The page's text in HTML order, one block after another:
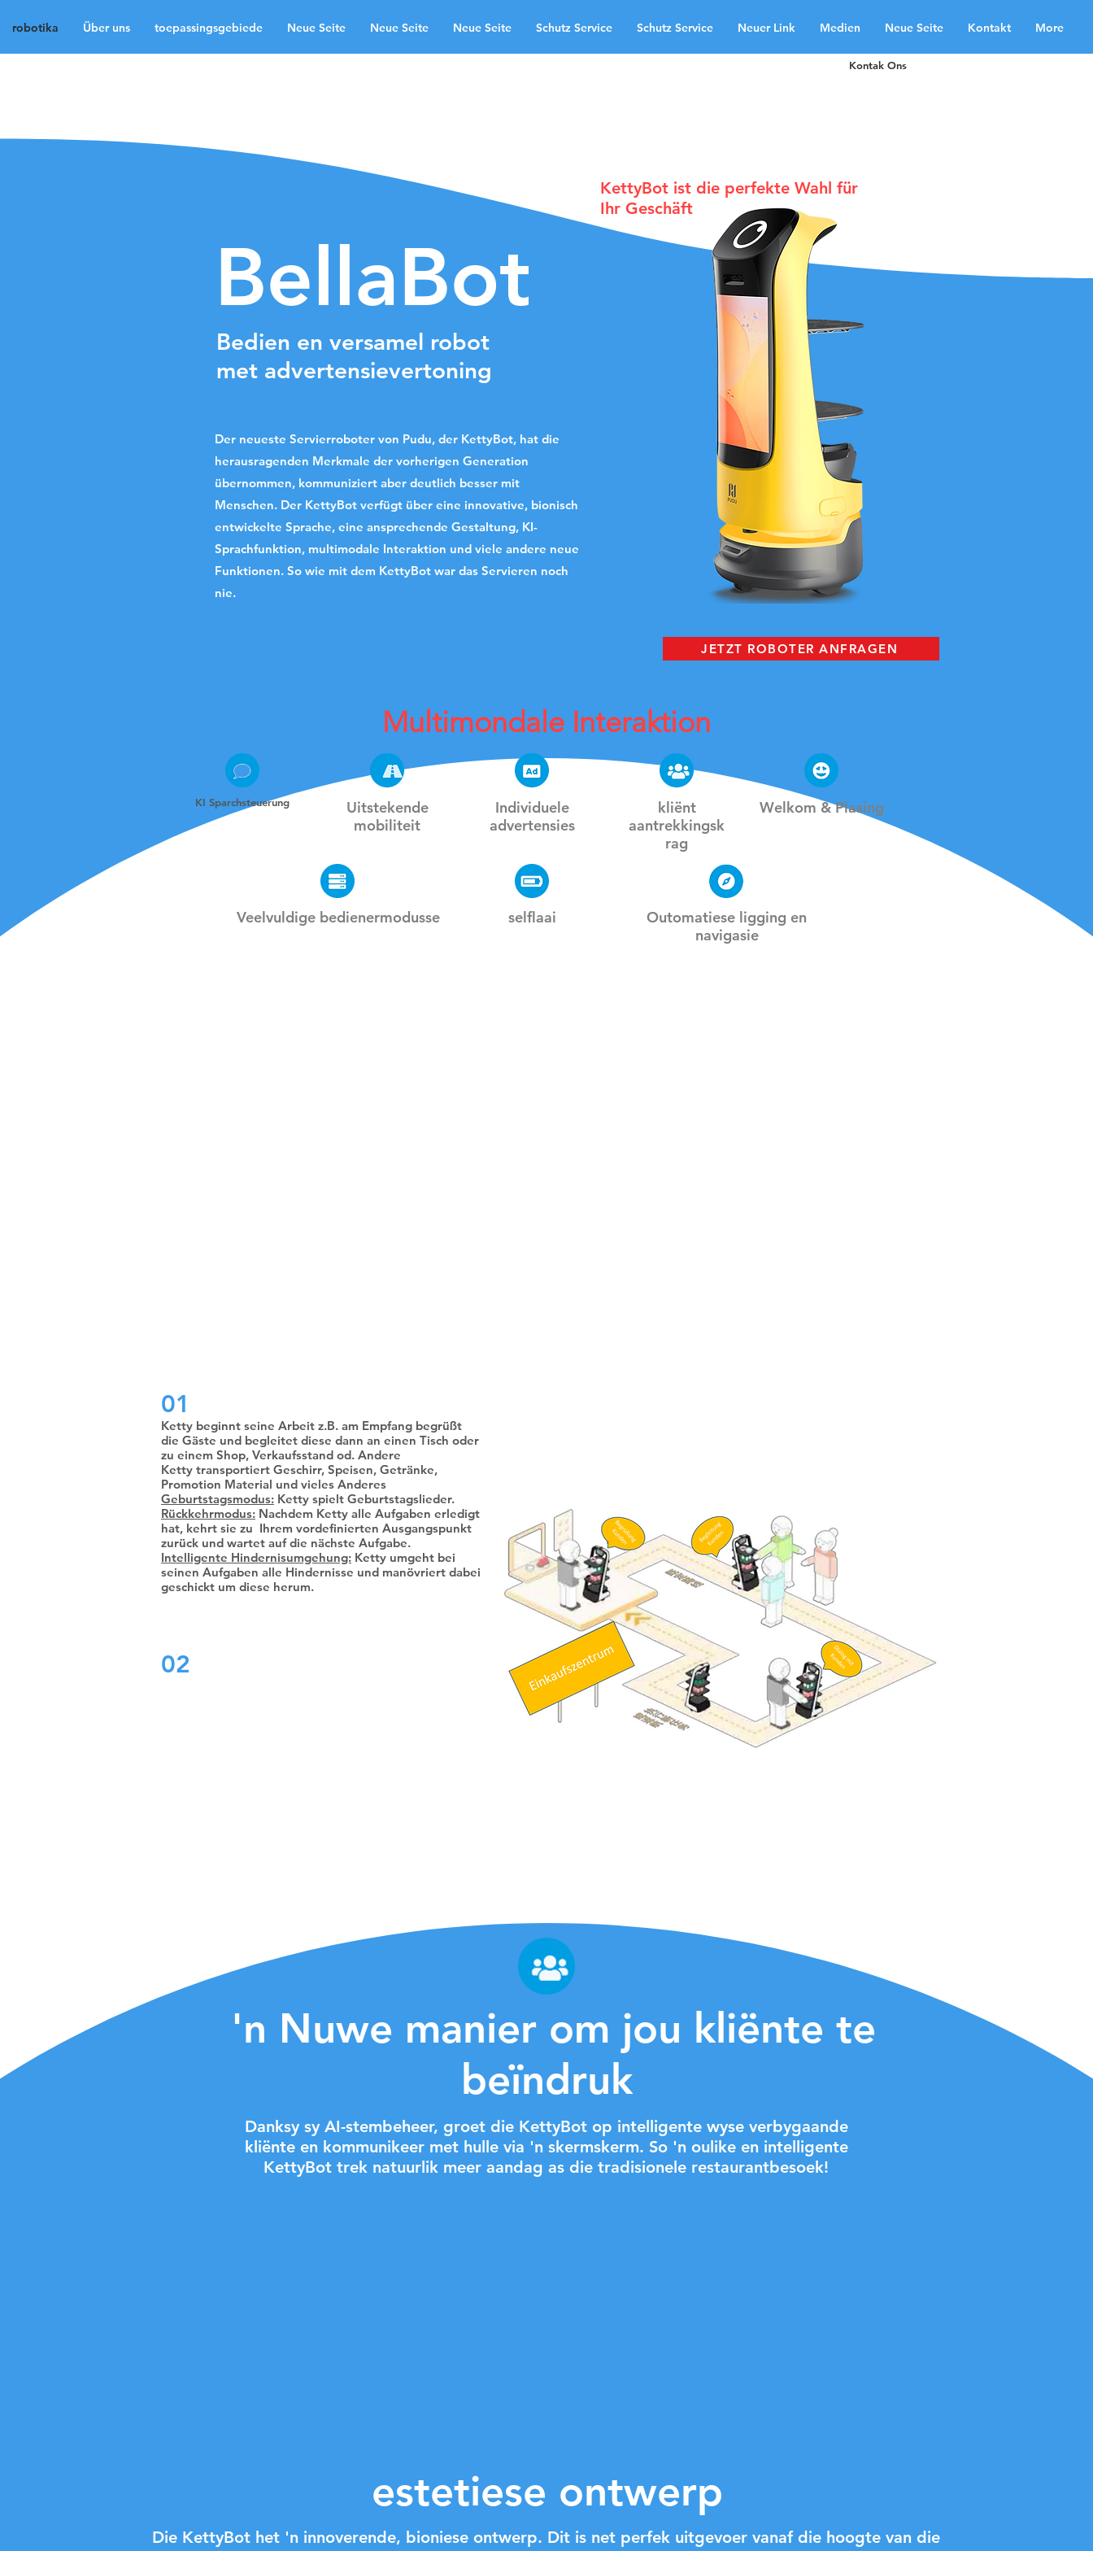
robotika Über uns toepassingsgebiede Neue Seite Neue Seite Neue Seite Schutz Service Schutz Service Neuer Link Medien Neue Seite Kontakt More
Kontak Ons
Der neueste Servierroboter von Pudu, der KettyBot, hat die
herausragenden Merkmale der vorherigen Generation
übernommen, kommuniziert aber deutlich besser mit
Menschen. Der KettyBot verfügt über eine innovative, bionisch
entwickelte Sprache, eine ansprechende Gestaltung, KI-
Sprachfunktion, multimodale Interaktion und viele andere neue
Funktionen. So wie mit dem KettyBot war das Servieren noch
nie.
BellaBot
Bedien en versamel robot
met advertensievertoning
KettyBot ist die perfekte Wahl für
Ihr Geschäft
JETZT ROBOTER ANFRAGEN
Multimondale Interaktion
KI Sparchsteuerung
Uitstekende
mobiliteit
Individuele
advertensies
kliënt
aantrekkingsk
rag
Welkom & Plasing
Veelvuldige bedienermodusse selflaai
Outomatiese ligging en
navigasie
01
Ketty beginnt seine Arbeit z.B. am Empfang begrüßt
die Gäste und begleitet diese dann an einen Tisch oder
zu einem Shop, Verkaufsstand od. Andere
Ketty transportiert Geschirr, Speisen, Getränke,
Promotion Material und vieles Anderes
Geburtstagsmodus: Ketty spielt Geburtstagslieder.
Rückkehrmodus: Nachdem Ketty alle Aufgaben erledigt
hat, kehrt sie zu Ihrem vordefinierten Ausgangspunkt
zurück und wartet auf die nächste Aufgabe.
Intelligente Hindernisumgehung: Ketty umgeht bei
seinen Aufgaben alle Hindernisse und manövriert dabei
geschickt um diese herum.
02
'n Nuwe manier om jou kliënte te
beïndruk
Danksy sy AI-stembeheer, groet die KettyBot op intelligente wyse verbygaande
kliënte en kommunikeer met hulle via 'n skermskerm. So 'n oulike en intelligente
KettyBot trek natuurlik meer aandag as die tradisionele restaurantbesoek!
estetiese ontwerp
Die KettyBot het 'n innoverende, bioniese ontwerp. Dit is net perfek uitgevoer vanaf die hoogte van die